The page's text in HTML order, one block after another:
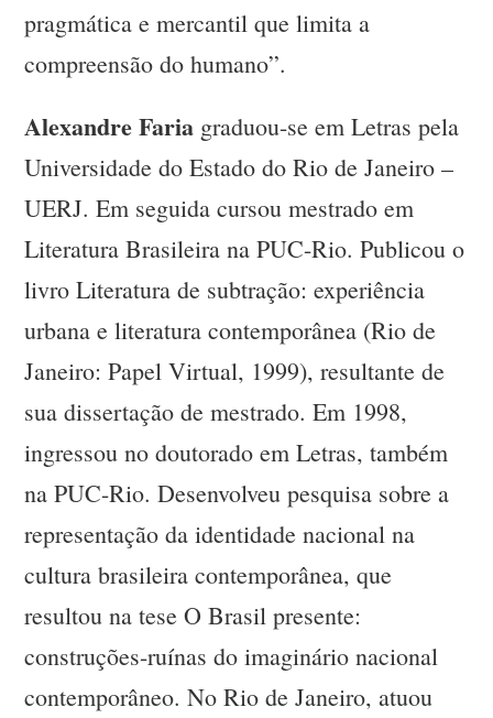
pragmática e mercantil que limita a
compreensão do humano”.
Alexandre Faria graduou-se em Letras pela
Universidade do Estado do Rio de Janeiro –
UERJ. Em seguida cursou mestrado em
Literatura Brasileira na PUC-Rio. Publicou o
livro Literatura de subtração: experiência
urbana e literatura contemporânea (Rio de
Janeiro: Papel Virtual, 1999), resultante de
sua dissertação de mestrado. Em 1998,
ingressou no doutorado em Letras, também
na PUC-Rio. Desenvolveu pesquisa sobre a
representação da identidade nacional na
cultura brasileira contemporânea, que
resultou na tese O Brasil presente:
construções-ruínas do imaginário nacional
contemporâneo. No Rio de Janeiro, atuou